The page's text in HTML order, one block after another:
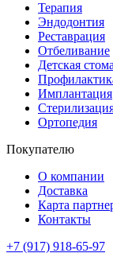
Терапия
Эндодонтия
Реставрация
Отбеливание
Детская
Имплантация
Ортопедия
Покупателю
О компании
Доставка
Карта
Контакты
+7 (917) 918-65-97